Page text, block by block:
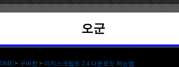
오군
> 구버전 > 이지스크립트 2.4 다운로드 하는법